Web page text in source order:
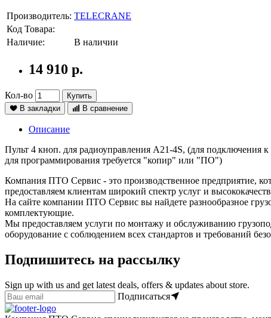
Производитель: TELECRANE
Код Товара:
Наличие:
В наличии
14 910 р.
Кол-во
Купить
В закладки
В сравнение
Описание
Пульт 4 кноп. для радиоуправления А21-4S, (для подключения
для программирования требуется "копир" или "ПО")
Компания ПТО Сервис - это производственное предприятие,
предоставляем клиентам широкий спектр услуг и
На сайте компании ПТО Сервис вы найдете разнообразное
комплектующие.
Мы предоставляем услуги по монтажу и обслуживанию
оборудование с соблюдением всех стандартов и требований
Подпишитесь на рассылку
Sign up with us and get latest deals, offers & updates about store.
Подписаться